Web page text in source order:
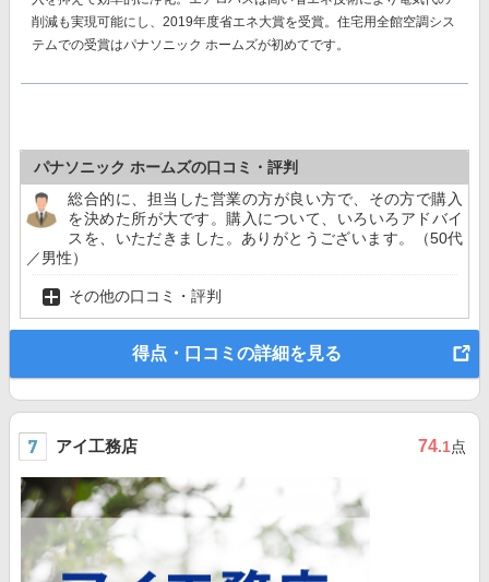
削減も実現可能にし、 2019年度省エネ大賞を受賞。 住宅用全館空調シス
テムでの受賞はパナソニック ホームズが初めてです。
パナソニック ホームズの口コミ・評判
総合的に、担当した営業の方が良い方で、その方で購入
を決めた所が大です。購入について、いろいろアドバイ
スを、いただきました。ありがとうございます。（50代
／男性）
その他の口コミ・評判
得点・口コミの詳細を見る
アイ工務店 74.1点